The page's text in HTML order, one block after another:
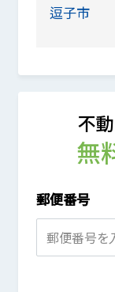
逗子市
不
無
郵便番号